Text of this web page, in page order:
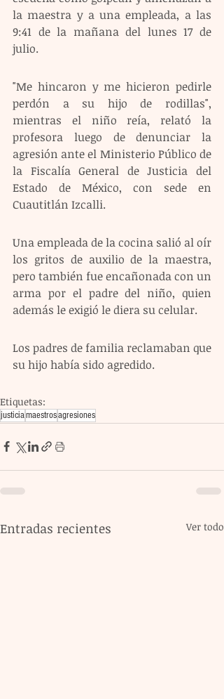
la maestra y a una empleada, a las
9:41 de la mañana del lunes 17 de
julio.
"Me hincaron y me hicieron pedirle
perdón a su hijo de rodillas",
mientras el niño reía, relató la
profesora luego de denunciar la
agresión ante el Ministerio Público de
la Fiscalía General de Justicia del
Estado de México, con sede en
Cuautitlán Izcalli.
Una empleada de la cocina salió al oír
los gritos de auxilio de la maestra,
pero también fue encañonada con un
arma por el padre del niño, quien
además le exigió le diera su celular.
Los padres de familia reclamaban que
su hijo había sido agredido.
Etiquetas:
justiciamaestrosagresiones
Entradas recientes Ver todo